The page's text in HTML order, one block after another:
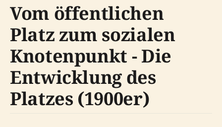
Vom öffentlichen
Platz zum sozialen
Knotenpunkt - Die
Entwicklung des
Platzes (1900er)